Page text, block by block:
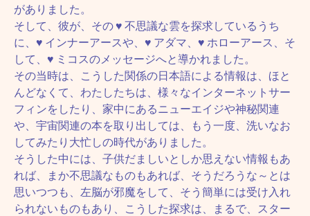
がありました。
そして、彼が、その ♥ 不思議な雲を探求しているうち
に、♥ インナーアースや、♥ アダマ、♥ ホローアース、そ
して、♥ ミコスのメッセージへと導かれました。
その当時は、こうした関係の日本語による情報は、ほと
んどなくて、わたしたちは、様々なインターネットサー
フィンをしたり、家中にあるニューエイジや神秘関連
や、宇宙関連の本を取り出しては、もう一度、洗いなお
してみたり大忙しの時代がありました。
そうした中には、子供だましいとしか思えない情報もあ
れば、まか不思議なものもあれば、そうだろうな～とは
思いつつも、左脳が邪魔をして、そう簡単には受け入れ
られないものもあり、こうした探求は、まるで、スター